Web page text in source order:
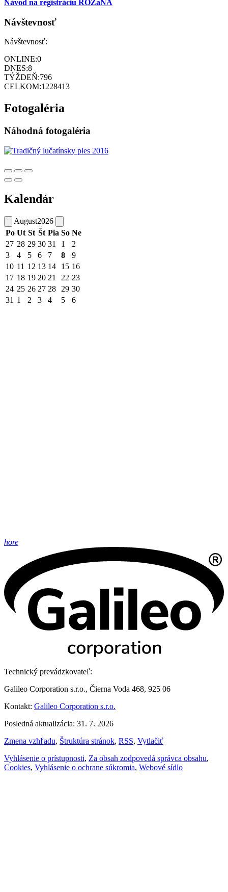
Návod na registráciu ROZaNA
Návštevnosť
Návštevnosť:
ONLINE:0
DNES:8
TÝŽDEŇ:796
CELKOM:1228413
Fotogaléria
Náhodná fotogaléria
Kalendár
August2026
Po Ut St Št Pia So Ne
27 28 29 30 31 1
2
3
4 5 6 7 8
9
10 11 12 13 14 15 16
17 18 19 20 21 22 23
24 25 26 27 28 29 30
31 1 2 3 4 5 6
hore
Technický prevádzkovateľ:
Galileo Corporation s.r.o., Čierna Voda 468, 925 06
Kontakt: Galileo Corporation s.r.o.
Posledná aktualizácia: 31. 7. 2026
Zmena vzhľadu, Štruktúra stránok, RSS, Vytlačiť
Vyhlásenie o prístupnosti, Za obsah zodpovedá správca obsahu,
Cookies, Vyhlásenie o ochrane súkromia, Webové sídlo